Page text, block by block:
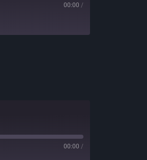
00:00 /
00:00 /